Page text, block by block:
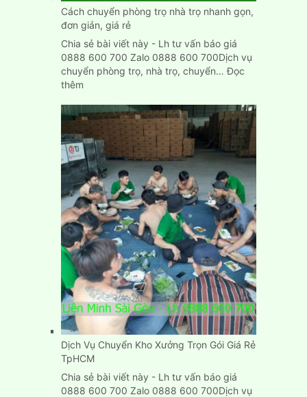
Cách chuyển phòng trọ nhà trọ nhanh gọn,
đơn giản, giá rẻ
Chia sẻ bài viết này - Lh tư vấn báo giá
0888 600 700 Zalo 0888 600 700Dịch vụ
chuyển phòng trọ, nhà trọ, chuyển…Đọc
thêm:
chuyển
phòng
trọ
nhà
trọ
nhanh
gọn,
đơn
giản,
giá
rẻ
Dịch Vụ Chuyển Kho Xưởng Trọn Gói Giá Rẻ
TpHCM
Chia sẻ bài viết này - Lh tư vấn báo giá
0888 600 700 Zalo 0888 600 700Dịch vụ